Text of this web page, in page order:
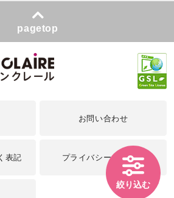
絞り込む
pagetop
お問い合わせ
表記 プライバシーポリシー